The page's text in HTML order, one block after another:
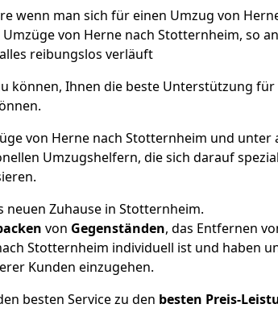
wenn man sich für einen Umzug von
von Herne nach Stotternheim, so
reibungslos verläuft
können, Ihnen die beste Unterstützung
von Herne nach Stotternheim und unter
Umzugshelfern, die sich darauf
Zuhause in Stotternheim.
von Gegenständen, das Entfernen
Stotternheim individuell ist und haben
Kunden einzugehen.
besten Service zu den besten Preis-